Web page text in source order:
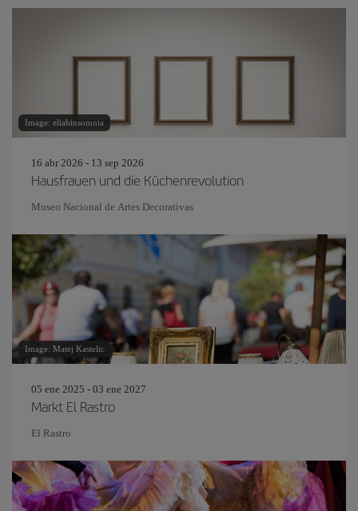
Image: eliahinsomnia
16 abr 2026 - 13 sep 2026
Hausfrauen und die Küchenrevolution
Museo Nacional de Artes Decorativas
Image: Matej Kastelic
05 ene 2025 - 03 ene 2027
Markt El Rastro
El Rastro